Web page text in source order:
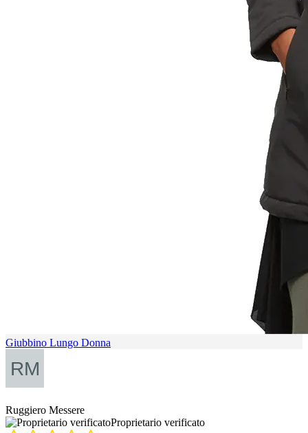
Giubbino Lungo Donna
Ruggiero Messere
Proprietario verificato